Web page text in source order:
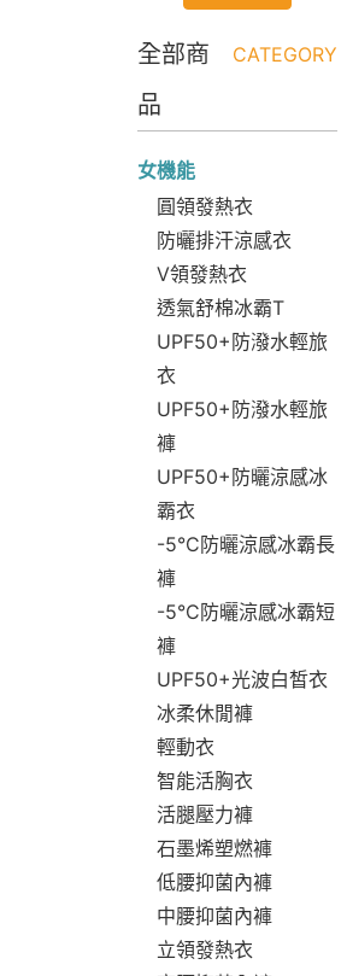
全部商
品
CATEGORY
女機能
圓領發熱衣
防曬排汗涼感衣
V領發熱衣
透氣舒棉冰霸T
UPF50+防潑水輕旅
衣
UPF50+防潑水輕旅
褲
UPF50+防曬涼感冰
霸衣
-5°C防曬涼感冰霸長
褲
-5°C防曬涼感冰霸短
褲
UPF50+光波白皙衣
冰柔休閒褲
輕動衣
智能活胸衣
活腿壓力褲
石墨烯塑燃褲
低腰抑菌內褲
中腰抑菌內褲
立領發熱衣